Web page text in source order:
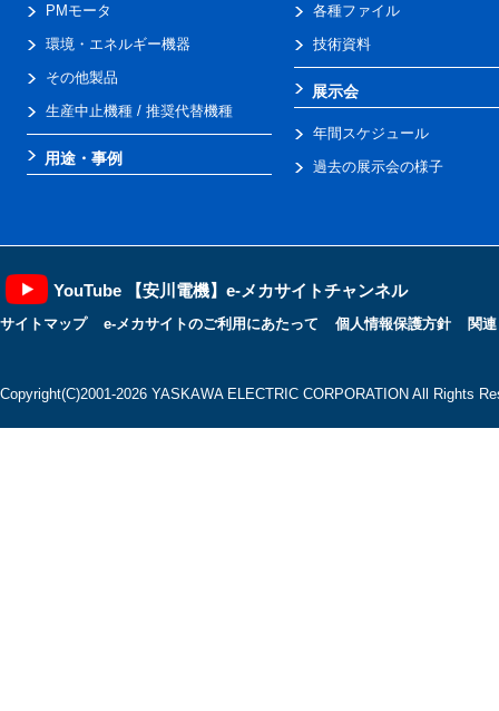
PMモータ
環境・エネルギー機器
その他製品
生産中止機種 / 推奨代替機種
用途・事例
各種ファイル
技術資料
展示会
年間スケジュール
過去の展示会の様子
YouTube 【安川電機】e-メカサイトチャンネル
サイトマップ e-メカサイトのご利用にあたって 個人情報保護方針 関
Copyright(C)2001‐2026 YASKAWA ELECTRIC CORPORATION All Rights